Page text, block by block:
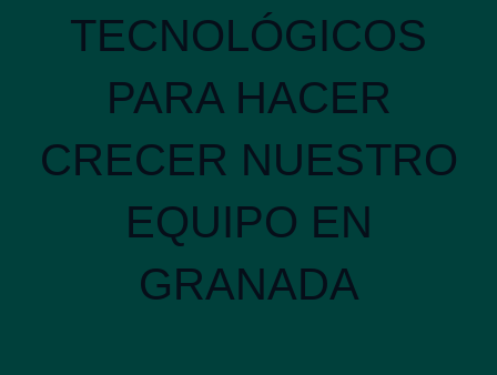
TECNOLÓGICOS
PARA HACER
CRECER NUESTRO
EQUIPO EN
GRANADA